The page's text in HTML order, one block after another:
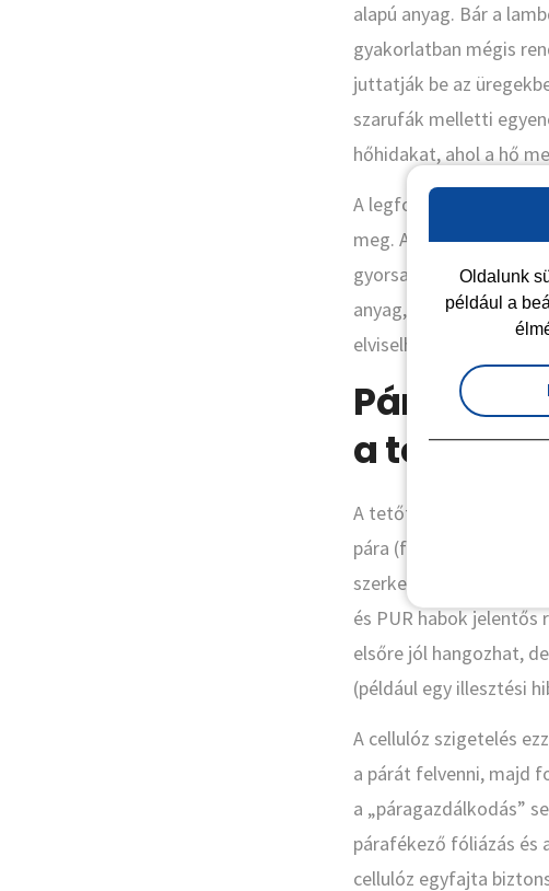
alapú anyag. Bár a
gyakorlatban mégis
juttatják be az
szarufák melletti
hőhidakat, ahol a hő
A legfontosabb
meg. A könnyű,
gyorsan áthatol rajtuk.
anyag, ami képes
elviselhetetlen forróság.
Pára és
a tetőd?
A tetőtér beépítésekor
pára (főzésből,
szerkezet
és PUR habok jelentős
elsőre jól hangozhat,
(például egy illesztési
A cellulóz szigetelés
a párát felvenni, majd
a „páragazdálkodás”
párafékező fóliázás és
cellulóz egyfajta
Oldalunk
például a